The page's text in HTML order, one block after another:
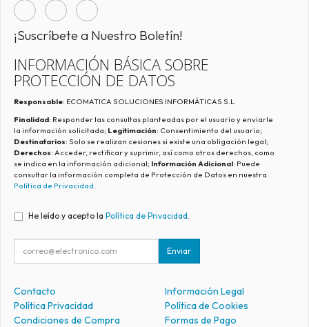
¡Suscríbete a Nuestro Boletín!
INFORMACIÓN BÁSICA SOBRE
PROTECCIÓN DE DATOS
Responsable: ECOMATICA SOLUCIONES INFORMÁTICAS S.L
Finalidad: Responder las consultas planteadas por el usuario y enviarle
la información solicitada; Legitimación: Consentimiento del usuario;
Destinatarios: Solo se realizan cesiones si existe una obligación legal;
Derechos: Acceder, rectificar y suprimir, así como otros derechos, como
se indica en la información adicional; Información Adicional: Puede
consultar la información completa de Protección de Datos en nuestra
Política de Privacidad.
He leído y acepto la Política de Privacidad
Enviar
Contacto
Información Legal
Política Privacidad
Política de Cookies
Condiciones de Compra
Formas de Pago